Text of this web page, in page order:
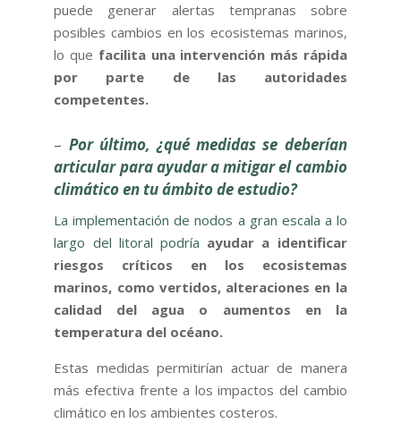
puede generar alertas tempranas sobre
posibles cambios en los ecosistemas marinos,
lo que facilita una intervención más rápida
por parte de las autoridades
competentes.
– Por último, ¿qué medidas se deberían
articular para ayudar a mitigar el cambio
climático en tu ámbito de estudio?
La implementación de nodos a gran escala a lo
largo del litoral podría ayudar a identificar
riesgos críticos en los ecosistemas
marinos, como vertidos, alteraciones en la
calidad del agua o aumentos en la
temperatura del océano.
Estas medidas permitirían actuar de manera
más efectiva frente a los impactos del cambio
climático en los ambientes costeros.